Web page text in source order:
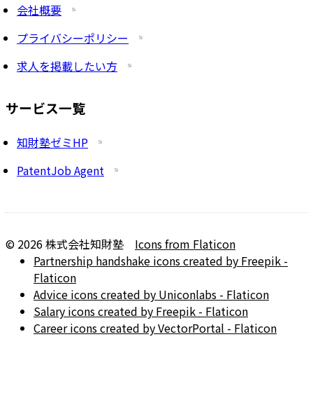
会社概要
プライバシーポリシー
求人を掲載したい方
サービス一覧
知財塾ゼミHP
PatentJob Agent
© 2026株式会社知財塾
Icons from Flaticon
Partnership handshake icons created by Freepik -
Flaticon
Advice icons created by Uniconlabs - Flaticon
Salary icons created by Freepik - Flaticon
Career icons created by VectorPortal - Flaticon